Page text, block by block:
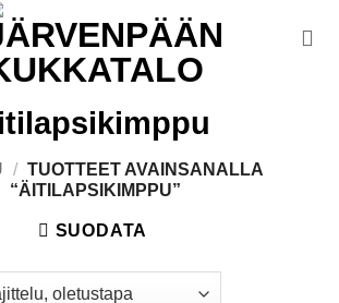
/ TUOTTEET AVAINSANALLA
“ÄITILAPSIKIMPPU”
SUODATA